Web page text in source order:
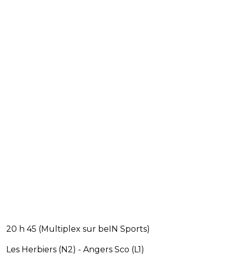
20 h 45 (Multiplex sur beIN Sports)
Les Herbiers (N2) - Angers Sco (L1)